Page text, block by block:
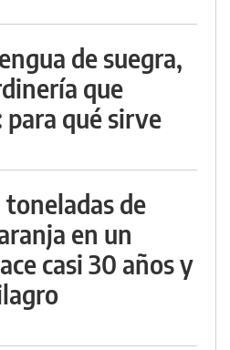
de suegra,
que
qué sirve
de
en un
casi 30 años y